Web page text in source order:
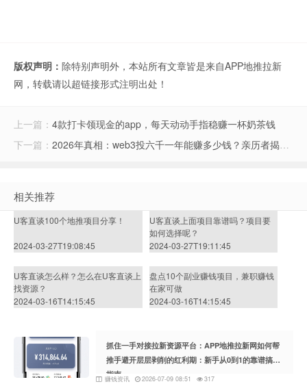
版权声明： 除特别声明外，本站所有文章皆是来自APP地推拉新
网，转载请以超链接形式注明出处！
上一篇： 4款打卡领现金的app，每天动动手指稳赚一杯奶茶钱
下一篇： 2026年真相：web3投六千一年能赚多少钱？亲历者揭秘，这3种结果最可能发生
相关推荐
U客直谈100个地推项目分享！
2024-03-27T19:08:45
U客直谈上面项目靠谱吗？项目要
如何选择呢？
2024-03-27T19:11:45
U客直谈怎么样？怎么在U客直谈上
找资源？
2024-03-16T14:15:45
盘点10个副业赚钱项目，兼职赚钱
在家可做
2024-03-16T14:15:45
抓住一手对接拉新资源平台：APP地推拉新网如何帮
推手避开层层剥削的红利期：新手从0到1的靠谱搞钱
指南
赚钱资讯 2026-07-09 08:51 317